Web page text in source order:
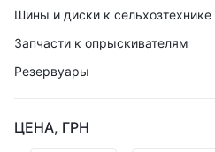
Шины и диски к сельхозтехнике
Запчасти к опрыскивателям
Резервуары
ЦЕНА, ГРН